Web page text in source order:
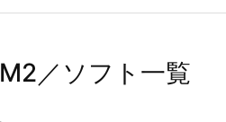
／ソフト一覧